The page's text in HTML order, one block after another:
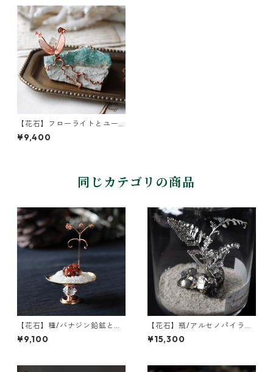
【花石】フローライトとユー
カリ
¥9,400
同じカテゴリの商品
【花石】種/バナジン鉛鉱とフ
ウセンカズラ
¥9,100
【花石】瓶/アルセノパイライ
トとクォーツ
¥15,300